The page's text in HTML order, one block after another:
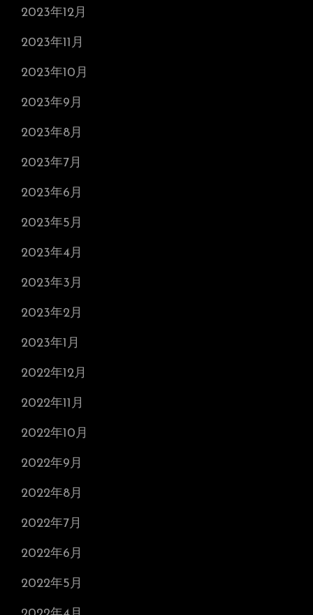
2023年12月
2023年11月
2023年10月
2023年9月
2023年8月
2023年7月
2023年6月
2023年5月
2023年4月
2023年3月
2023年2月
2023年1月
2022年12月
2022年11月
2022年10月
2022年9月
2022年8月
2022年7月
2022年6月
2022年5月